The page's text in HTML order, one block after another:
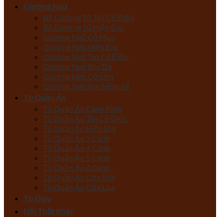
Giường Ngủ
Bộ Giường Tủ Tân Cổ Điển
Bộ Giường Tủ Hiện Đại
Giường Ngủ Gỗ Mun
Giường Ngủ Hiện Đại
Giường Ngủ Tân Cổ Điển
Giường Ngủ Bọc Da
Giường Ngủ Cỡ Lớn
Giường Ngủ Bọc Nệm, Nỉ
Tủ Quần Áo
Tủ Quần Áo Cánh Kính
Tủ Quần Áo Tân Cổ Điển
Tủ Quần Áo Hiện Đại
Tủ Quần Áo 3 Cánh
Tủ Quần Áo 4 Cánh
Tủ Quần Áo 5 Cánh
Tủ Quần Áo 6 Cánh
Tủ Quần Áo Cửa Mở
Tủ Quần Áo Cửa Lùa
Tủ Giày
Nội Thất Khác